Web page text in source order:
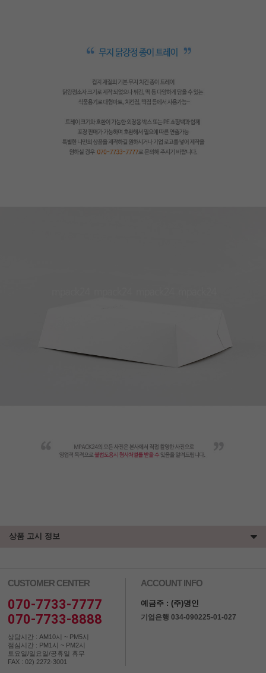
상품 고시 정보
CUSTOMER CENTER
070-7733-7777
070-7733-8888
상담시간 : AM10시 ~ PM5시
점심시간 : PM1시 ~ PM2시
토요일/일요일/공휴일 휴무
FAX : 02) 2272-3001
ACCOUNT INFO
예금주 : (주)명인
기업은행 034-090225-01-027